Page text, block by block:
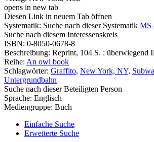
opens in new tab
Diesen Link in neuem Tab öffnen
Systematik: Suche nach dieser Systematik MS
Suche nach diesem Interessenskreis
ISBN: 0-8050-0678-8
Beschreibung: Reprint, 104 S. : überwiegend
Reihe: An owl book
Schlagwörter: Graffito, New York, NY,
Untergrundbahn
Suche nach dieser Beteiligten Person
Sprache: Englisch
Mediengruppe: Buch
Einfache Suche
Erweiterte Suche